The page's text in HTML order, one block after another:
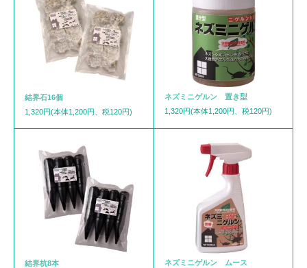
結界石16個
1,320円(本体1,200円、税120円)
ネズミニゲルン 置き型
1,320円(本体1,200円、税120円)
結界杭8本
ネズミニゲルン ムース